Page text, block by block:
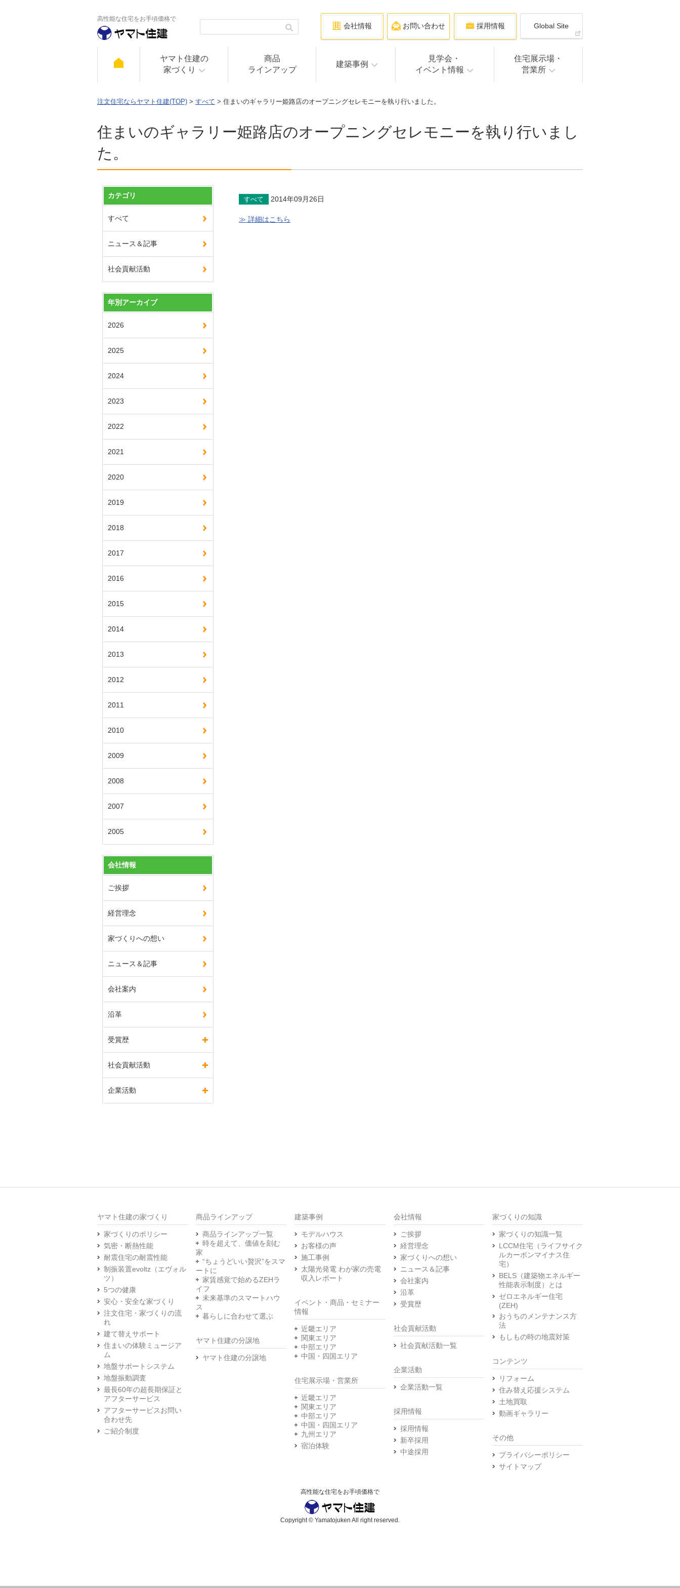
高性能な住宅をお手頃価格で
会社情報 お問い合わせ 採用情報 Global Site
ヤマト住建の
家づくり
商品
ラインアップ
建築事例
見学会・
イベント情報
住宅展示場・
営業所
注文住宅ならヤマト住建(TOP) > すべて > 住まいのギャラリー姫路店のオープニングセレモニーを執り行いました。
住まいのギャラリー姫路店のオープニングセレモニーを執り行いまし
た。
カテゴリ
すべて
ニュース＆記事
社会貢献活動
年別アーカイブ
2026
2025
2024
2023
2022
2021
2020
2019
2018
2017
2016
2015
2014
2013
2012
2011
2010
2009
2008
2007
2005
会社情報
ご挨拶
経営理念
家づくりへの想い
ニュース＆記事
会社案内
沿革
受賞歴
社会貢献活動
企業活動
すべて 2014年09月26日
≫ 詳細はこちら
ヤマト住建の家づくり
家づくりのポリシー
気密・断熱性能
耐震住宅の耐震性能
制振装置evoltz（エヴォル
ツ）
5つの健康
安心・安全な家づくり
注文住宅・家づくりの流
れ
建て替えサポート
住まいの体験ミュージア
ム
地盤サポートシステム
地盤振動調査
最長60年の超長期保証と
アフターサービス
アフターサービスお問い
合わせ先
ご紹介制度
商品ラインアップ
商品ラインアップ一覧
時を超えて、価値を刻む
家
“ちょうどいい贅沢”をスマ
ートに
家賃感覚で始めるZEHラ
イフ
未来基準のスマートハウ
ス
暮らしに合わせて選ぶ
ヤマト住建の分譲地
ヤマト住建の分譲地
建築事例
モデルハウス
お客様の声
施工事例
太陽光発電 わが家の売電
収入レポート
イベント・商品・セミナー
情報
近畿エリア
関東エリア
中部エリア
中国・四国エリア
住宅展示場・営業所
近畿エリア
関東エリア
中部エリア
中国・四国エリア
九州エリア
宿泊体験
会社情報
ご挨拶
経営理念
家づくりへの想い
ニュース＆記事
会社案内
沿革
受賞歴
社会貢献活動
社会貢献活動一覧
企業活動
企業活動一覧
採用情報
採用情報
新卒採用
中途採用
家づくりの知識
家づくりの知識一覧
LCCM住宅（ライフサイク
ルカーボンマイナス住
宅）
BELS（建築物エネルギー
性能表示制度）とは
ゼロエネルギー住宅
(ZEH)
おうちのメンテナンス方
法
もしもの時の地震対策
コンテンツ
リフォーム
住み替え応援システム
土地買取
動画ギャラリー
その他
プライバシーポリシー
サイトマップ
高性能な住宅をお手頃価格で
Copyright © Yamatojuken All right reserved.